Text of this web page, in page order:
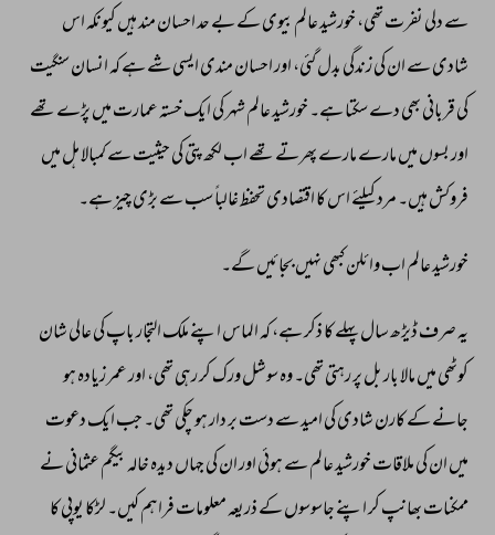
سے دلی نفرت تھی، خورشید عالم بیوی کے بے حد احسان مند ہیں کیونکہ اس
شادی سے ان کی زندگی بدل گئی، اور احسان مندی ایسی شے ہے کہ انسان سنگیت
کی قربانی بھی دے سکتا ہے۔ خورشید عالم شہر کی ایک خستہ عمارت میں پڑے تھے
اور بسوں میں مارے مارے پھرتے تھے اب لکھ پتی کی حیثیت سے کمبالا ہل میں
فروکش ہیں۔ مرد کیلئے اس کا اقتصادی تحفظ غالباً سب سے بڑی چیز ہے۔
خورشید عالم اب وائلن کبھی نہیں بجائیں گے۔
یہ صرف ڈیڑھ سال پہلے کا ذکر ہے، کہ الماس اپنے ملک التجار باپ کی عالی شان
کوٹھی میں مالا بار بل پر رہتی تھی۔ وہ سوشل ورک کر رہی تھی، اور عمر زیادہ ہو
جانے کے کارن شادی کی امید سے دست بر دار ہو چکی تھی۔ جب ایک دعوت
میں ان کی ملاقات خورشید عالم سے ہوئی اور ان کی جہاں دیدہ خالہ بیگم عثمانی نے
ممکنات بھانپ کر اپنے جاسوسوں کے ذریعہ معلومات فراہم کیں۔ لڑکا یوپی کا